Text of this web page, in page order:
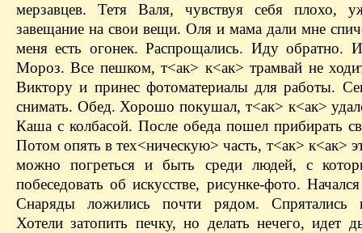
мерзавцев. Тетя Валя, чувствуя себя плохо,
завещание на свои вещи. Оля и мама дали мне
меня есть огонек. Распрощались. Иду обратно.
Мороз. Все пешком, т<ак> к<ак> трамвай не
Виктору и принес фотоматериалы для работы.
снимать. Обед. Хорошо покушал, т<ак> к<ак>
Каша с колбасой. После обеда пошел прибирать
Потом опять в тех<ническую> часть, т<ак> к<ак>
можно погреться и быть среди людей, с
побеседовать об искусстве, рисунке-фото.
Снаряды ложились почти рядом. Спрятались
Хотели затопить печку, но делать нечего, идет